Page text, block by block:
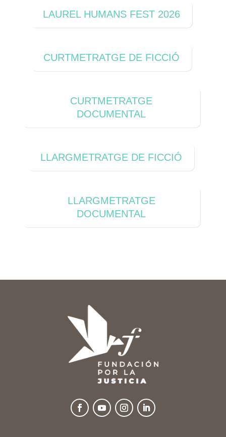
LAUREL HUMANS FEST 2026
CURTMETRATGE DE FICCIÓ
CURTMETRATGE
DOCUMENTAL
LLARGMETRATGE DE FICCIÓ
LLARGMETRATGE
DOCUMENTAL